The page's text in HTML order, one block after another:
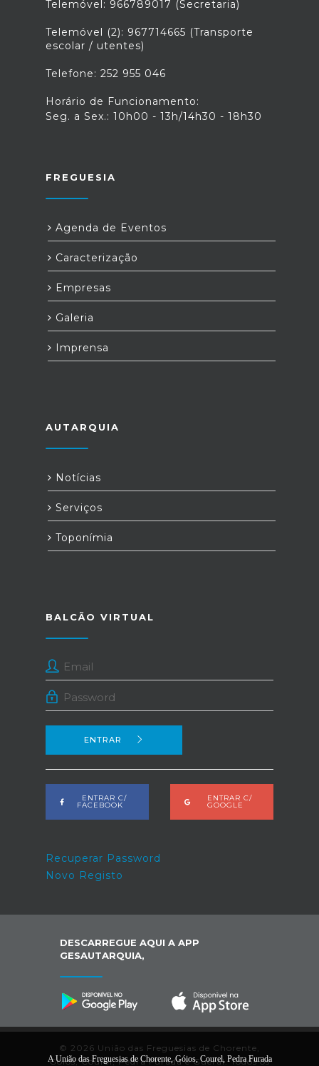
Telemóvel: 966789017 (Secretaria)
Telemóvel (2): 967714665 (Transporte
escolar / utentes)
Telefone: 252 955 046
Horário de Funcionamento:
Seg. a Sex.: 10h00 - 13h/14h30 - 18h30
FREGUESIA
Agenda de Eventos
Caracterização
Empresas
Galeria
Imprensa
AUTARQUIA
Notícias
Serviços
Toponímia
BALCÃO VIRTUAL
ENTRAR
ENTRAR C/
FACEBOOK
ENTRAR C/
GOOGLE
Recuperar Password
Novo Registo
DESCARREGUE AQUI A APP
GESAUTARQUIA,
© 2026 União das Freguesias de Chorente,
Góios, Courel, Pedra Furada e Gueral. Todos os
A União das Freguesias de Chorente, Góios, Courel, Pedra Furada